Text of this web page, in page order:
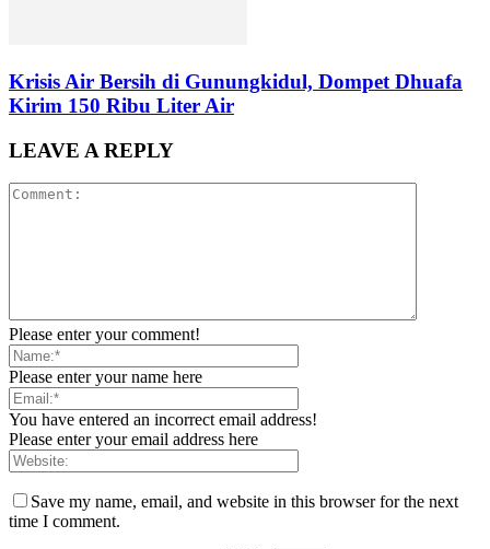
Krisis Air Bersih di Gunungkidul, Dompet Dhuafa
Kirim 150 Ribu Liter Air
LEAVE A REPLY
Please enter your comment!
Please enter your name here
You have entered an incorrect email address!
Please enter your email address here
Save my name, email, and website in this browser for the next
time I comment.